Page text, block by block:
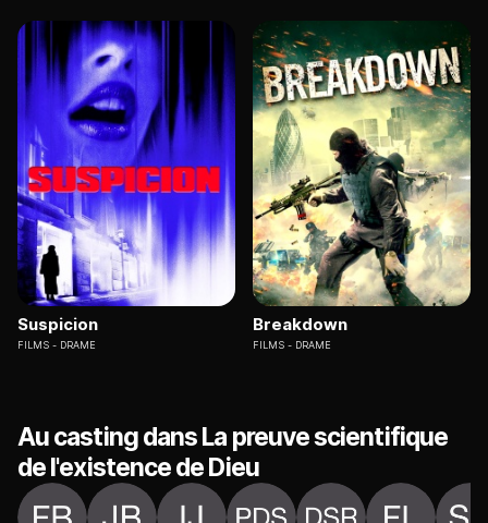
Suspicion
FILMS DRAME
Breakdown
FILMS DRAME
Au casting dans La preuve scientifique
de l'existence de Dieu